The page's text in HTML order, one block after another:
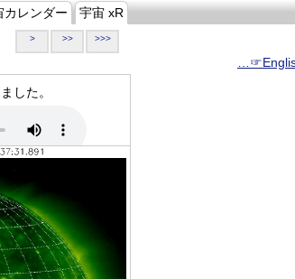
カレンダー 宇宙 xR
> >> >>>
した。